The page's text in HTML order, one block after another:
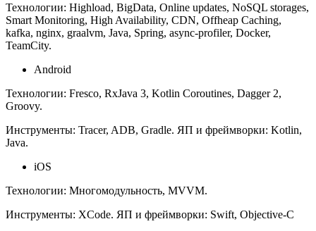
Технологии: Highload, BigData, Online updates, NoSQL storages,
Smart Monitoring, High Availability, CDN, Offheap Caching,
kafka, nginx, graalvm, Java, Spring, async-profiler, Docker,
TeamCity.
Android
Технологии: Fresco, RxJava 3, Kotlin Coroutines, Dagger 2,
Groovy.
Инструменты: Tracer, ADB, Gradle. ЯП и фреймворки: Kotlin,
Java.
iOS
Технологии: Многомодульность, MVVM.
Инструменты: XCode. ЯП и фреймворки: Swift, Objective-C